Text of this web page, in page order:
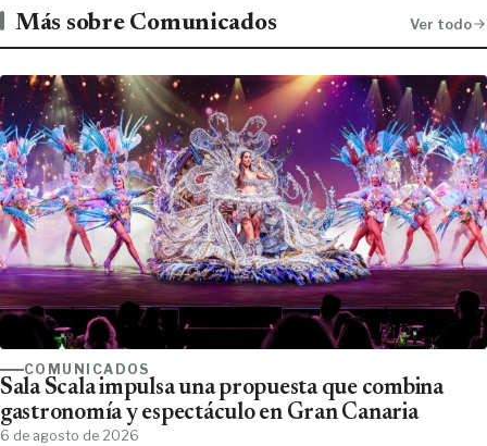
Más sobre Comunicados Ver todo
COMUNICADOS
Sala Scala impulsa una propuesta que combina
gastronomía y espectáculo en Gran Canaria
6 de agosto de 2026